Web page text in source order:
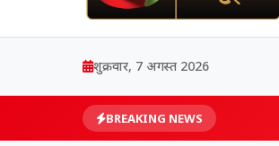
शुक्रवार, 7 अगस्त 2026
BREAKING NEWS